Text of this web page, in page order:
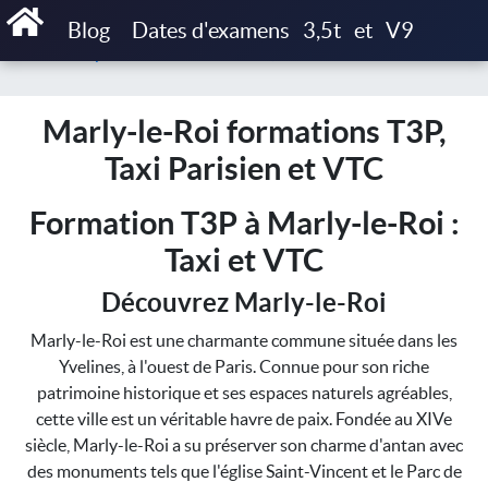
Blog Dates d'examens 3,5t et V9
Accueil
Marly-le-Roi formations T3P,
Taxi Parisien et VTC
Formation T3P à Marly-le-Roi :
Taxi et VTC
Découvrez Marly-le-Roi
Marly-le-Roi est une charmante commune située dans les
Yvelines, à l'ouest de Paris. Connue pour son riche
patrimoine historique et ses espaces naturels agréables,
cette ville est un véritable havre de paix. Fondée au XIVe
siècle, Marly-le-Roi a su préserver son charme d'antan avec
des monuments tels que l'église Saint-Vincent et le Parc de